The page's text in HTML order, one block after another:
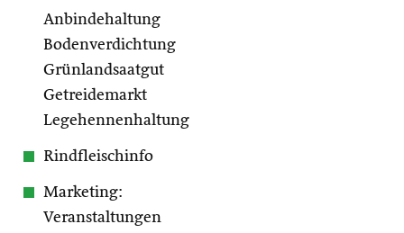
Anbindehaltung
Bodenverdichtung
Grünlandsaatgut
Getreidemarkt
Legehennenhaltung
Rindfleischinfo
Marketing:
Veranstaltungen